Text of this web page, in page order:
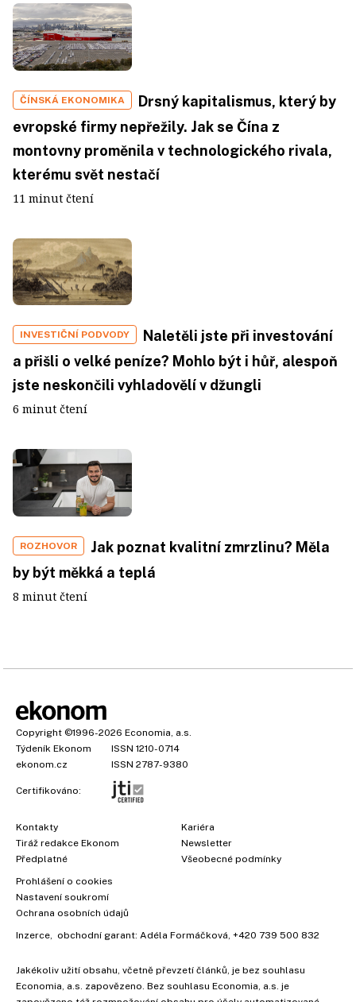
ČÍNSKÁ EKONOMIKA
Drsný kapitalismus, který by
evropské firmy nepřežily. Jak se Čína z
montovny proměnila v technologického rivala,
kterému svět nestačí
11 minut čtení
INVESTIČNÍ PODVODY
Naletěli jste při investování
a přišli o velké peníze? Mohlo být i hůř, alespoň
jste neskončili vyhladovělí v džungli
6 minut čtení
ROZHOVOR
Jak poznat kvalitní zmrzlinu? Měla
by být měkká a teplá
8 minut čtení
Copyright ©1996-2026 Economia, a.s.
Týdeník Ekonom
ISSN 1210-0714
ekonom.cz
ISSN 2787-9380
Certifikováno:
Kontakty
Tiráž redakce Ekonom
Předplatné
Kariéra
Newsletter
Všeobecné podmínky
Prohlášení o cookies
Nastavení soukromí
Ochrana osobních údajů
Inzerce , obchodní garant: Adéla Formáčková +420 739 500 832
Jakékoliv užití obsahu, včetně převzetí článků, je bez souhlasu
Economia, a.s. zapovězeno. Bez souhlasu Economia, a.s. je